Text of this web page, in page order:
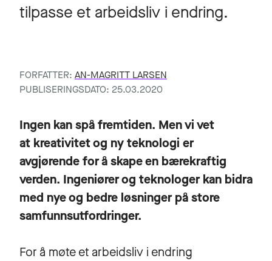
tilpasse et arbeidsliv i endring.
FORFATTER: AN-MAGRITT LARSEN
PUBLISERINGSDATO: 25.03.2020
Ingen kan spå fremtiden. Men vi vet
at kreativitet og ny teknologi er
avgjørende for å skape en bærekraftig
verden. Ingeniører og teknologer kan bidra
med nye og bedre løsninger på store
samfunnsutfordringer.
For å møte et arbeidsliv i endring